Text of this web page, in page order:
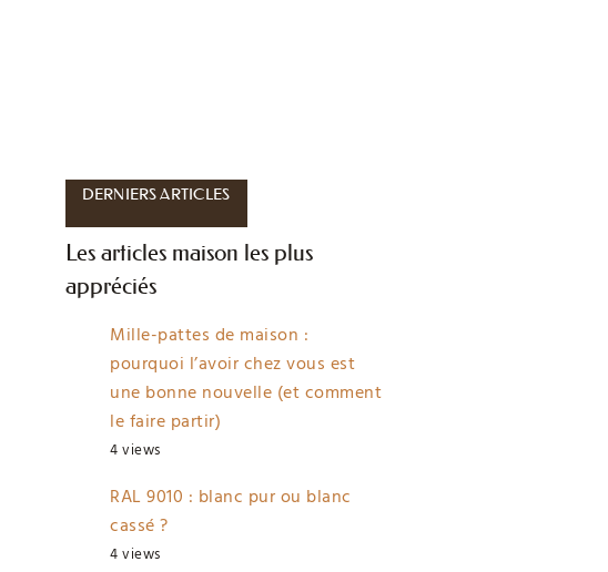
DERNIERS ARTICLES
Les articles maison les plus
appréciés
Mille-pattes de maison :
pourquoi l’avoir chez vous est
une bonne nouvelle (et comment
le faire partir)
4 views
RAL 9010 : blanc pur ou blanc
cassé ?
4 views